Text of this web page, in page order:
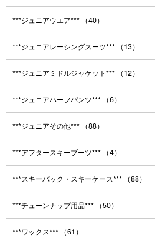
***ジュニアウエア*** （40）
***ジュニアレーシングスーツ*** （13）
***ジュニアミドルジャケット*** （12）
***ジュニアハーフパンツ*** （6）
***ジュニアその他*** （88）
***アフタースキーブーツ*** （4）
***スキーバック・スキーケース*** （88）
***チューンナップ用品*** （50）
***ワックス*** （61）